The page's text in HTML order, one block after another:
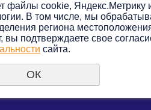
Оставить
защищены. Транспортная
файлы cookie, Яндекс.Метрику
В том числе, мы
региона
вы подтверждаете свое
сайта.
ОК